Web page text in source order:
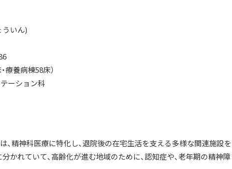
いん)
療養病棟58床）
テーション科
、精神科医療に特化し、退院後の在宅生活を支える多様な関連施設を
かれていて、高齢化が進む地域のために、認知症や、老年期の精神障